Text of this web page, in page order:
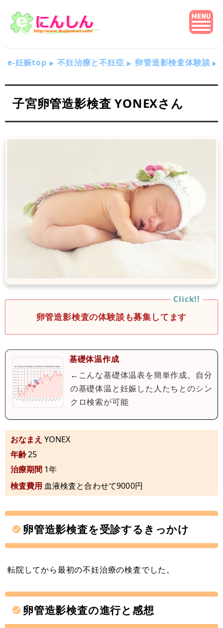
e-妊娠top 不妊治療と不妊症 卵管造影検査体験談
子宮卵管造影検査 YONEXさん
卵管造影検査の体験談も募集してます
基礎体温作成
←こんな基礎体温表を簡単作成。自分
の基礎体温と妊娠した人たちとのシン
クロ検索が可能
おなまえ YONEX
年齢25
治療期間 1年
検査費用 血液検査と合わせて9000円
卵管造影検査を受診するきっかけ
転院してから最初の不妊治療の検査でした。
卵管造影検査の進行と感想